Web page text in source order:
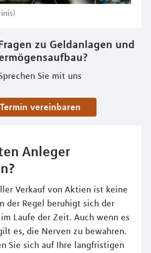
zu Geldanlagen und
Sie mit uns
Termin vereinbaren
Anleger
Verkauf von Aktien ist keine
der Regel beruhigt sich der
Laufe der Zeit. Auch wenn es
es, die Nerven zu bewahren.
Sie sich auf Ihre langfristigen